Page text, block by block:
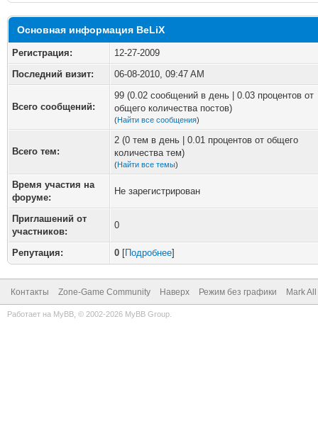
Основная информация BeLiX
Регистрация:
12-27-2009
Последний визит:
06-08-2010, 09:47 AM
Всего сообщений:
99 (0.02 сообщений в день | 0.03 процентов от
общего количества постов)
(Найти все сообщения)
Всего тем:
2 (0 тем в день | 0.01 процентов от общего
количества тем)
(Найти все темы)
Время участия на
форуме:
Не зарегистрирован
Приглашений от
участников:
0
Репутация: 0 [Подробнее]
Контакты Zone-Game Community Наверх Режим без графики Mark
Работает на MyBB , © 2002-2026 MyBB Group